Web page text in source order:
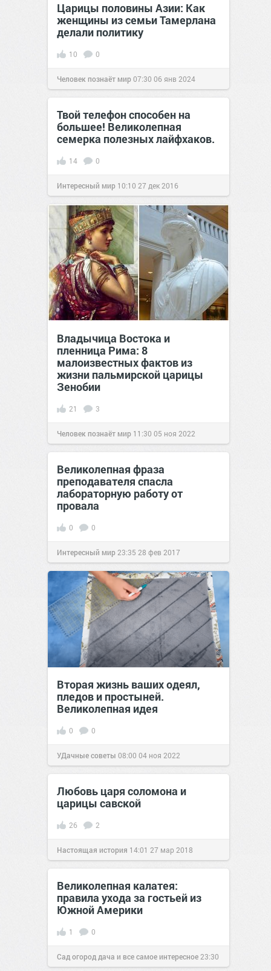
Царицы половины Азии: Как
женщины из семьи Тамерлана
делали политику
10 0
Человек познаёт мир07:30 06 янв 2024
Твой телефон способен на
большее! Великолепная
семерка полезных лайфхаков.
14 0
Интересный мир 10:10 27 дек 2016
Владычица Востока и
пленница Рима: 8
малоизвестных фактов из
жизни пальмирской царицы
Зенобии
21 3
Человек познаёт мир 11:30 05 ноя 2022
Великолепная фраза
преподавателя спасла
лабораторную работу от
провала
0 0
Интересный мир 23:35 28 фев 2017
Вторая жизнь ваших одеял,
пледов и простыней.
Великолепная идея
0 0
УДачные советы 08:00 04 ноя 2022
Любовь царя соломона и
царицы савской
26 2
Настоящая история 14:01 27 мар 2018
Великолепная калатея:
правила ухода за гостьей из
Южной Америки
1 0
Сад огород дача и все самое интересное 23:30